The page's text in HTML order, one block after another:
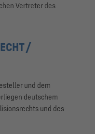
Vertreter des
/
und dem
deutschem
und des